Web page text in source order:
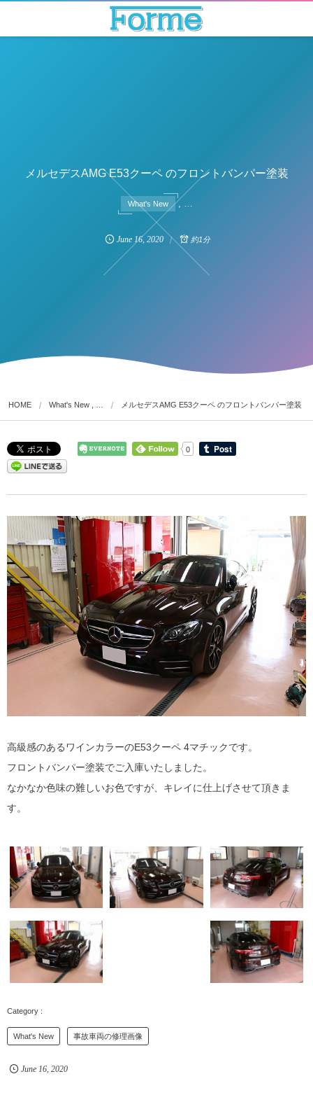
メルセデスAMG E53クーペ のフロントバンパー塗装
What's New , …
June 16, 2020 約1分
HOME What's New , … メルセデスAMG E53クーペ のフロントバンパー塗装
0
高級感のあるワインカラーのE53クーペ 4マチックです。
フロントバンパー塗装でご入庫いたしました。
なかなか色味の難しいお色ですが、キレイに仕上げさせて頂きま
す。
What's New 事故車両の修理画像
June 16, 2020